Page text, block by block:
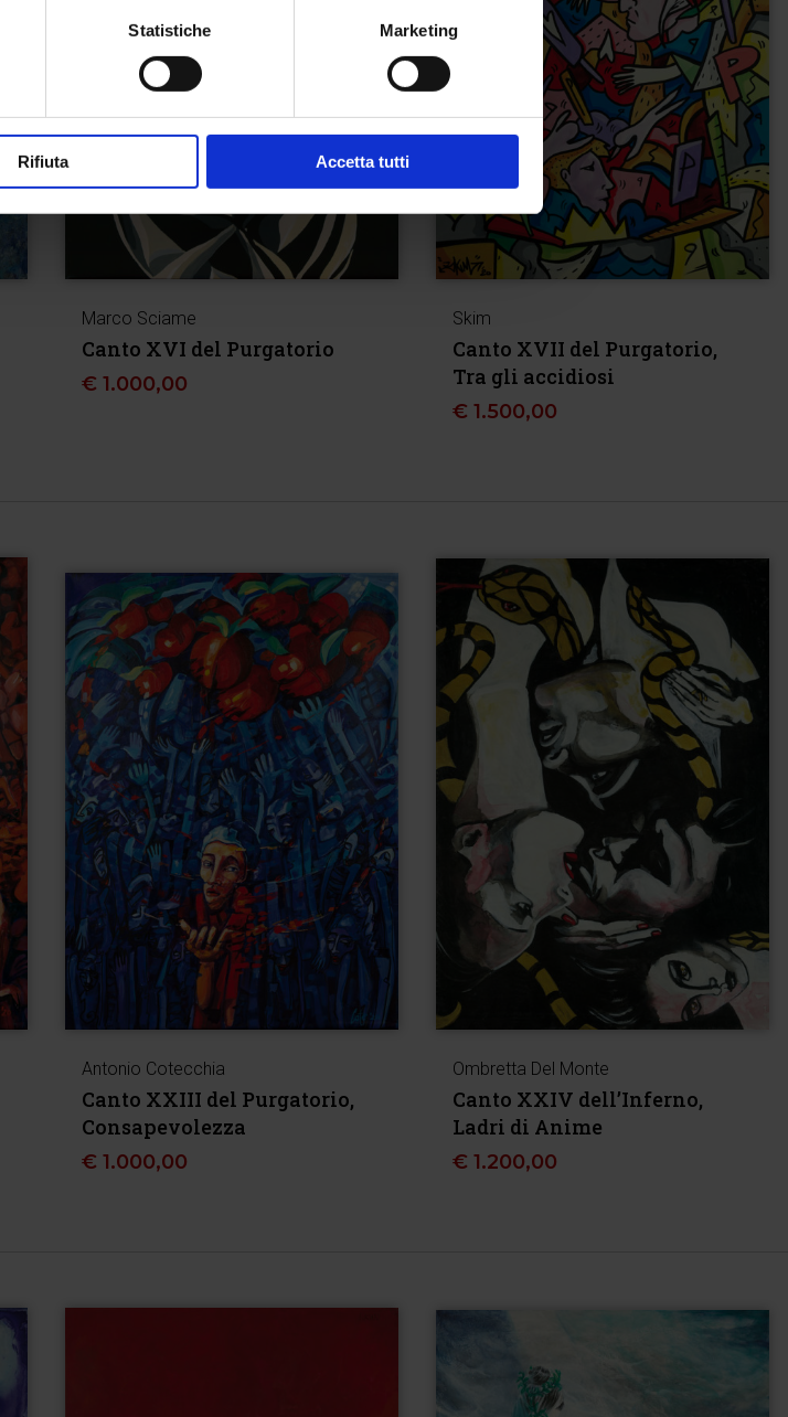
Statistiche Marketing
Rifiuta Accetta tutti
Marco Sciame
Canto XVI del Purgatorio
€ 1.000,00
Skim
Canto XVII del Purgatorio,
Tra gli accidiosi
€ 1.500,00
Antonio Cotecchia
Canto XXIII del Purgatorio,
Consapevolezza
€ 1.000,00
Ombretta Del Monte
Canto XXIV dell’Inferno,
Ladri di Anime
€ 1.200,00